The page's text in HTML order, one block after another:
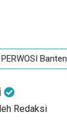
PERWOSI Banten
Redaksi